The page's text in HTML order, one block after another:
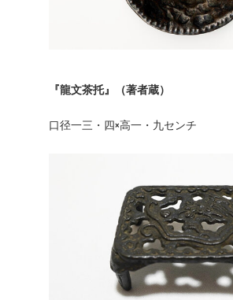
『龍文茶托』（著者蔵）
口径一三・四×高一・九センチ